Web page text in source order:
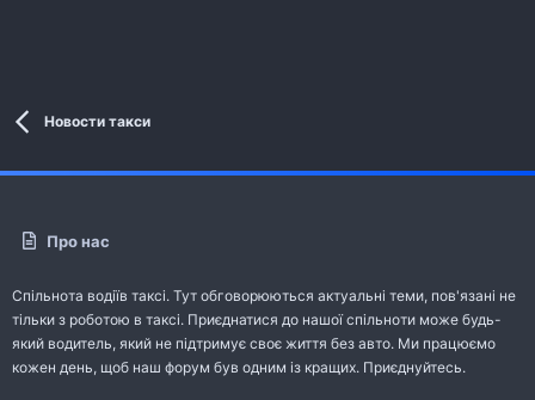
Новости такси
Про нас
Спільнота водіїв таксі. Тут обговорюються актуальні теми, пов'язані не
тільки з роботою в таксі. Приєднатися до нашої спільноти може будь-
який водитель, який не підтримує своє життя без авто. Ми працюємо
кожен день, щоб наш форум був одним із кращих. Приєднуйтесь.